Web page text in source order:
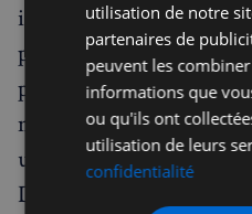
indépendante et reste
pour la communauté de
plateforme demeure
modèles. Les
utiliser Claude
DeepSeek, ou encore
utilisation de notre
partenaires de
peuvent les
informations que
ou qu'ils ont
utilisation de leurs
confidentialité